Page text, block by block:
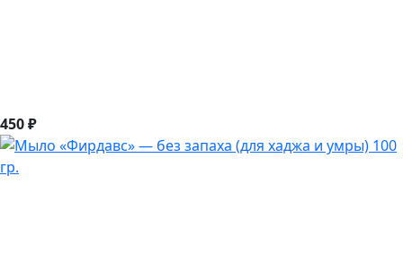
450 ₽